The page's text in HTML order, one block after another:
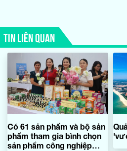
TIN LIÊN QUAN
Có 61 sản phẩm và bộ sản
phẩm tham gia bình chọn
sản phẩm công nghiệp